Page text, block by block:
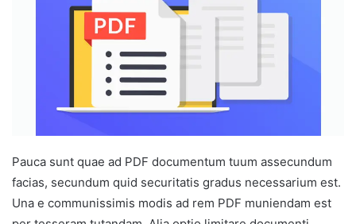
Pauca sunt quae ad PDF documentum tuum assecundum
facias, secundum quid securitatis gradus necessarium est.
Una e communissimis modis ad rem PDF muniendam est